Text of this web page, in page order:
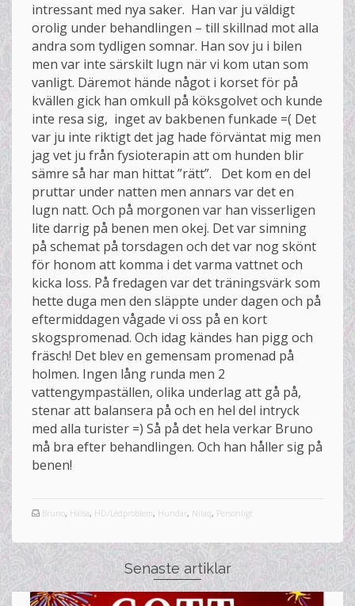
intressant med nya saker. Han var ju väldigt
orolig under behandlingen – till skillnad mot alla
andra som tydligen somnar. Han sov ju i bilen
men var inte särskilt lugn när vi kom utan som
vanligt. Däremot hände något i korset för på
kvällen gick han omkull på köksgolvet och kunde
inte resa sig, inget av bakbenen funkade =( Det
var ju inte riktigt det jag hade förväntat mig men
jag vet ju från fysioterapin att om hunden blir
sämre så har man hittat ”rätt”. Det kom en del
pruttar under natten men annars var det en
lugn natt. Och på morgonen var han visserligen
lite darrig på benen men okej. Det var simning
på schemat på torsdagen och det var nog skönt
för honom att komma i det varma vattnet och
kicka loss. På fredagen var det träningsvärk som
hette duga men den släppte under dagen och på
eftermiddagen vågade vi oss på en kort
skogspromenad. Och idag kändes han pigg och
fräsch! Det blev en gemensam promenad på
holmen. Ingen lång runda men 2
vattengympaställen, olika underlag att gå på,
stenar att balansera på och en hel del intryck
med alla turister =) Så på det hela verkar Bruno
må bra efter behandlingen. Och han håller sig på
benen!
Bruno, Hälsa, HD/Ledproblem, Hundar, Nilaq, Personligt
Senaste artiklar